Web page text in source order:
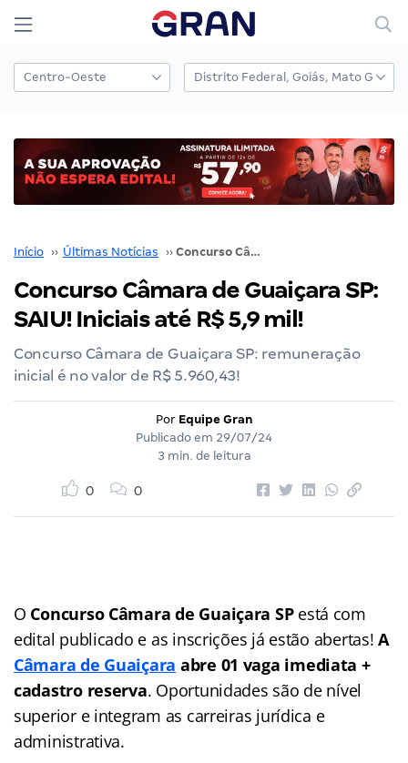
Início ›› Últimas Notícias ›› Concurso Câmara de Guaiçara SP: SAIU! Iniciais até R$ 5,9 mil!
Concurso Câmara de Guaiçara SP:
SAIU! Iniciais até R$ 5,9 mil!
Concurso Câmara de Guaiçara SP: remuneração
inicial é no valor de R$ 5.960,43!
Por Equipe Gran
Publicado em 29/07/24
3 min. de leitura
0 0
O Concurso Câmara de Guaiçara SPestá com
edital publicado e as inscrições já estão abertas!A
Câmara de Guaiçara abre 01 vaga imediata +
cadastro reserva. Oportunidades são de nível
superior e integram as carreiras jurídica e
administrativa.